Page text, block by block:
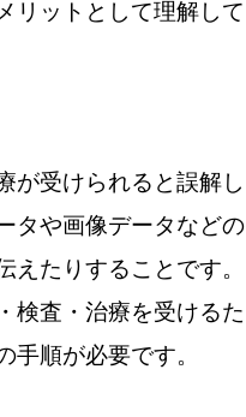
リットとして理解して
が受けられると誤解し
タや画像データなどの
たりすることです。
検査・治療を受けるた
順が必要です。